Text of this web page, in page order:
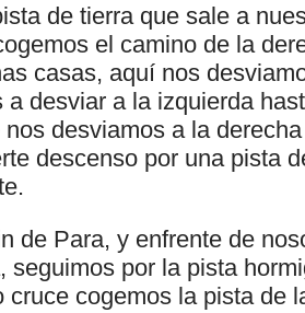
de tierra que sale a
el camino de la
casas, aquí nos
desviar a la izquierda
desviamos a la
descenso por una pista
de Para, y enfrente de
por la pista
cogemos la pista de